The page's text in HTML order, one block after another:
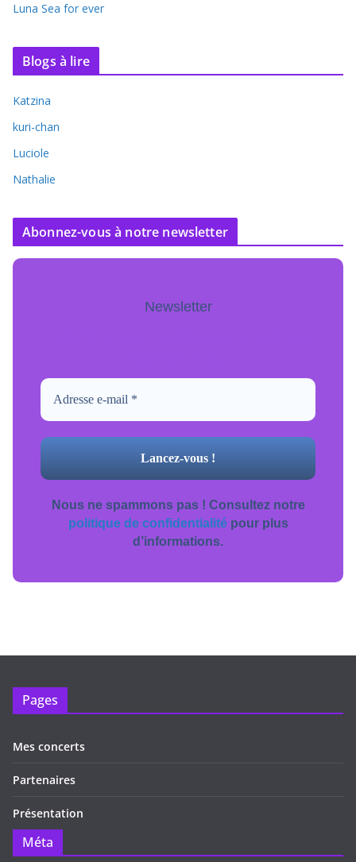
Luna Sea for ever
Blogs à lire
Katzina
kuri-chan
Luciole
Nathalie
Abonnez-vous à notre newsletter
Newsletter
Nous ne spammons pas ! Consultez notre
politique de confidentialitépour plus
d’informations.
Pages
Mes concerts
Partenaires
Présentation
Méta